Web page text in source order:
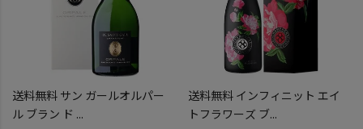
送料無料 サン ガールオルパー
ル ブラン ド ...
送料無料 インフィニット エイ
トフラワーズ ブ...